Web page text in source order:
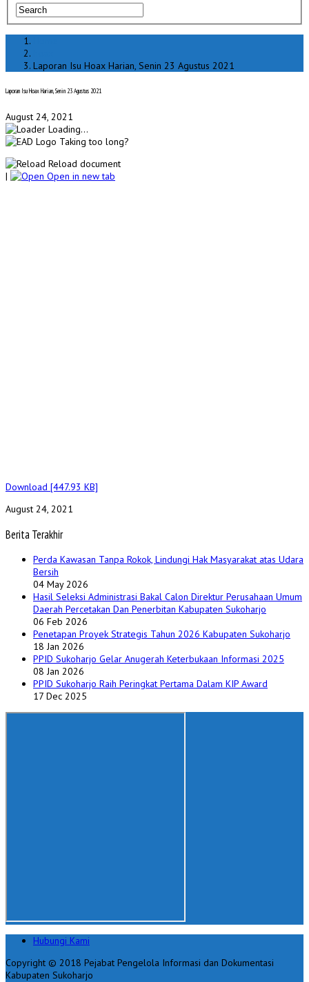
Laporan Isu Hoax Harian, Senin 23 Agustus 2021
Laporan Isu Hoax Harian, Senin 23 Agustus 2021
August 24, 2021
Loading...
Taking too long?
Reload document
|
Open in new tab
Download [447.93 KB]
August 24, 2021
Berita Terakhir
Perda Kawasan Tanpa Rokok, Lindungi Hak Masyarakat atas Udara
Bersih
04 May 2026
Hasil Seleksi Administrasi Bakal Calon Direktur Perusahaan Umum
Daerah Percetakan Dan Penerbitan Kabupaten Sukoharjo
06 Feb 2026
Penetapan Proyek Strategis Tahun 2026 Kabupaten Sukoharjo
18 Jan 2026
PPID Sukoharjo Gelar Anugerah Keterbukaan Informasi 2025
08 Jan 2026
PPID Sukoharjo Raih Peringkat Pertama Dalam KIP Award
17 Dec 2025
Hubungi Kami
Copyright © 2018 Pejabat Pengelola Informasi dan Dokumentasi
Kabupaten Sukoharjo